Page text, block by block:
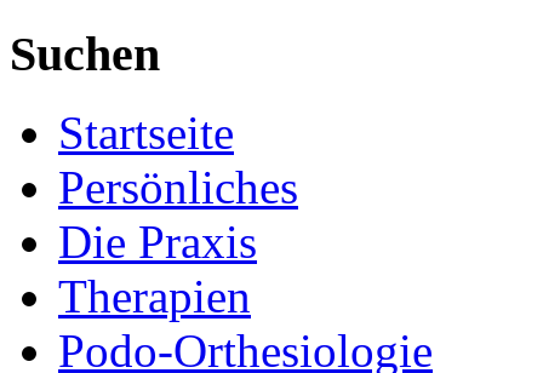
Suchen
Startseite
Persönliches
Die Praxis
Therapien
Podo-Orthesiologie